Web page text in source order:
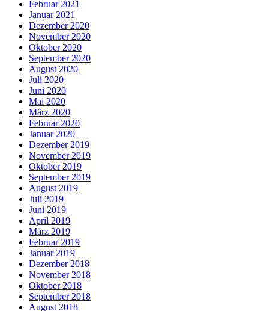
Februar 2021
Januar 2021
Dezember 2020
November 2020
Oktober 2020
September 2020
August 2020
Juli 2020
Juni 2020
Mai 2020
März 2020
Februar 2020
Januar 2020
Dezember 2019
November 2019
Oktober 2019
September 2019
August 2019
Juli 2019
Juni 2019
April 2019
März 2019
Februar 2019
Januar 2019
Dezember 2018
November 2018
Oktober 2018
September 2018
August 2018